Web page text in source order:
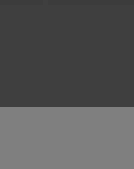
ENSEMBLE